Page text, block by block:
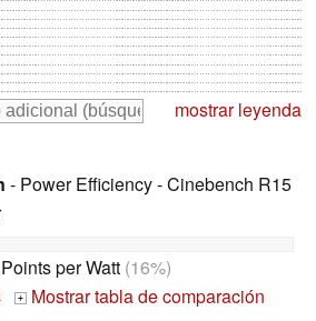
mostrar leyenda
- Power Efficiency - Cinebench R15
per Watt (16%)
+
Mostrar tabla de comparación